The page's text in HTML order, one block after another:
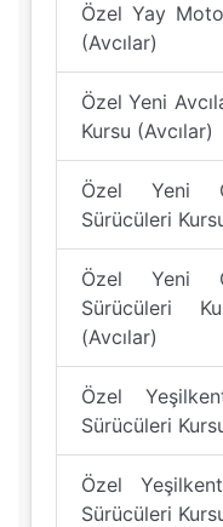
Özel Yay
(Avcılar)
Özel Yeni
Kursu (Avcılar)
Özel Yeni
Sürücüleri
Özel Yeni
Sürücüleri
(Avcılar)
Özel
Sürücüleri
Özel
Sürücüleri